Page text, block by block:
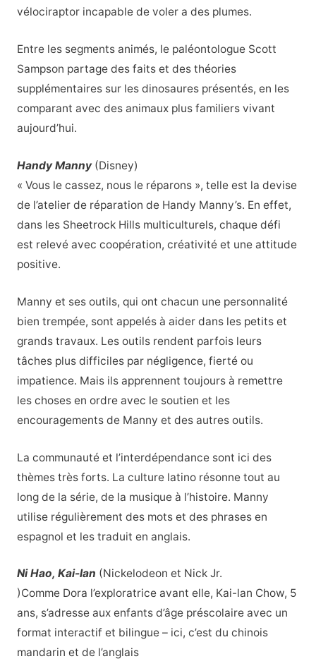
vélociraptor incapable de voler a des plumes.
Entre les segments animés, le paléontologue Scott
Sampson partage des faits et des théories
supplémentaires sur les dinosaures présentés, en les
comparant avec des animaux plus familiers vivant
aujourd’hui.
Handy Manny(Disney)
« Vous le cassez, nous le réparons », telle est la devise
de l’atelier de réparation de Handy Manny’s. En effet,
dans les Sheetrock Hills multiculturels, chaque défi
est relevé avec coopération, créativité et une attitude
positive.
Manny et ses outils, qui ont chacun une personnalité
bien trempée, sont appelés à aider dans les petits et
grands travaux. Les outils rendent parfois leurs
tâches plus difficiles par négligence, fierté ou
impatience. Mais ils apprennent toujours à remettre
les choses en ordre avec le soutien et les
encouragements de Manny et des autres outils.
La communauté et l’interdépendance sont ici des
thèmes très forts. La culture latino résonne tout au
long de la série, de la musique à l’histoire. Manny
utilise régulièrement des mots et des phrases en
espagnol et les traduit en anglais.
Ni Hao, Kai-lan (Nickelodeon et Nick Jr.
)Comme Dora l’exploratrice avant elle, Kai-lan Chow, 5
ans, s’adresse aux enfants d’âge préscolaire avec un
format interactif et bilingue – ici, c’est du chinois
mandarin et de l’anglais